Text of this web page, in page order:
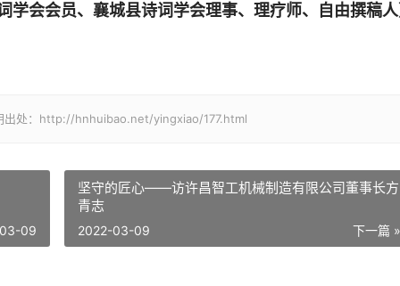
学会会员、襄城县诗词学会理事、理疗师、自由撰稿
出处：http://hnhuibao.net/yingxiao/177.html
09
坚守的匠心——访许昌智工机械制造有限公司董事长方
青志
下一篇 »
2022-03-09